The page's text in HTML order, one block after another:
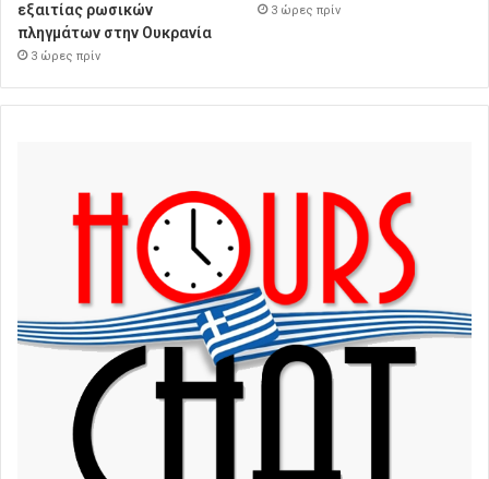
εξαιτίας ρωσικών
πληγμάτων στην Ουκρανία
3 ώρες πρίν
3 ώρες πρίν